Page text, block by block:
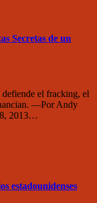
Secretas de un
el fracking, el
—Por Andy
2013…
estadounidenses